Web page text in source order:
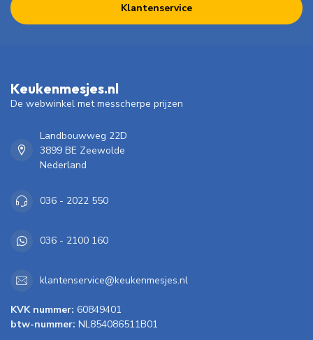
Klantenservice
Keukenmesjes.nl
De webwinkel met messcherpe prijzen
Landbouwweg 22D
3899 BE Zeewolde
Nederland
036 - 2022 550
036 - 2100 160
klantenservice@keukenmesjes.nl
KVK nummer: 60849401
btw-nummer: NL854086511B01